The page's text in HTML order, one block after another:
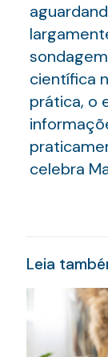
científica
prática, o
celebra
Leia